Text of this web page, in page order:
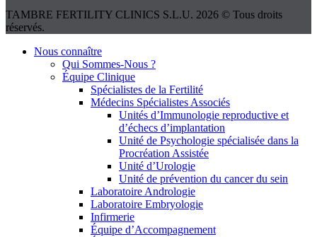
TAMBRE FERTILITY CLINICS S.L.U. 2026 © Tous droits
réservés.
Nous connaître
Qui Sommes-Nous ?
Équipe Clinique
Spécialistes de la Fertilité
Médecins Spécialistes Associés
Unités d’Immunologie reproductive et
d’échecs d’implantation
Unité de Psychologie spécialisée dans la
Procréation Assistée
Unité d’Urologie
Unité de prévention du cancer du sein
Laboratoire Andrologie
Laboratoire Embryologie
Infirmerie
Équipe d’Accompagnement